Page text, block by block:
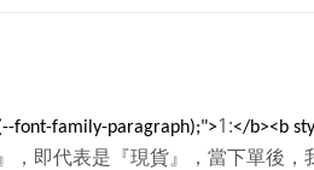
font-family-paragraph);">1:</b><b
，即代表是『現貨』，當下單後，